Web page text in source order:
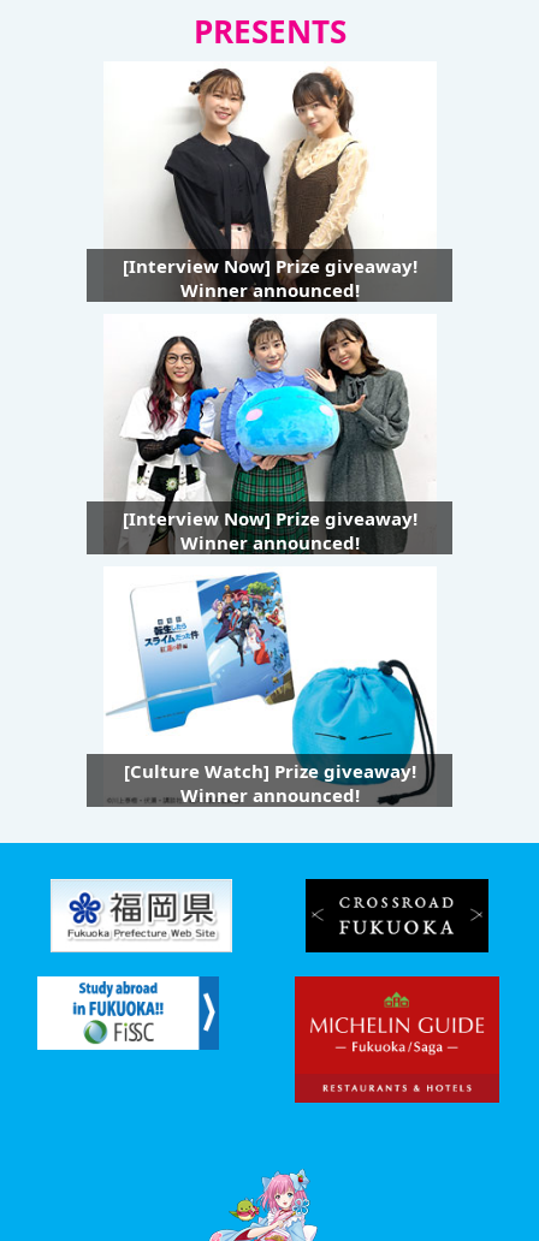
PRESENTS
[Interview Now] Prize giveaway!
Winner announced!
[Interview Now] Prize giveaway!
Winner announced!
[Culture Watch] Prize giveaway!
Winner announced!